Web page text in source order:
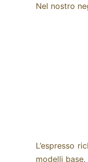
Nel nostro
L’espresso
modelli base.